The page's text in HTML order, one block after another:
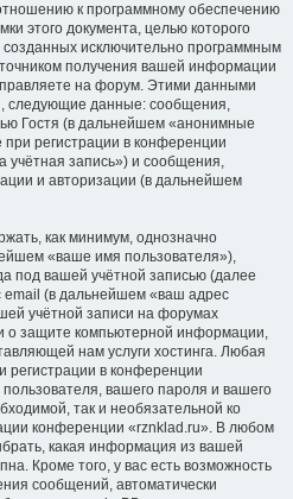
к программному обеспечению
этого документа, целью которого
исключительно программным
получения вашей информации
на форум. Этими данными
следующие данные: сообщения,
Гостя (в дальнейшем «анонимные
регистрации в конференции
запись») и сообщения,
и авторизации (в дальнейшем
как минимум, однозначно
«ваше имя пользователя»),
под вашей учётной записью (далее
(в дальнейшем «ваш адрес
учётной записи на форумах
о защите компьютерной информации,
нам услуги хостинга. Любая
в конференции
вашего пароля и вашего
так и необязательной ко
конференции «rznklad.ru». В любом
какая информация из вашей
Кроме того, у вас есть возможность
сообщений, автоматически